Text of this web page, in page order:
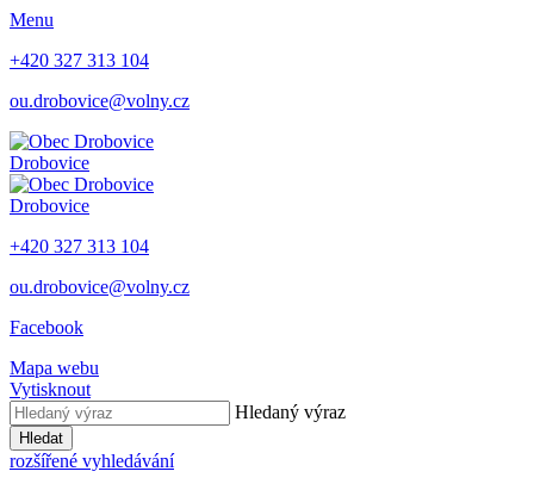
Menu
+420 327 313 104
ou.drobovice@volny.cz
Drobovice
Drobovice
+420 327 313 104
ou.drobovice@volny.cz
Facebook
Mapa webu
Vytisknout
Hledaný výraz
Hledat
rozšířené vyhledávání